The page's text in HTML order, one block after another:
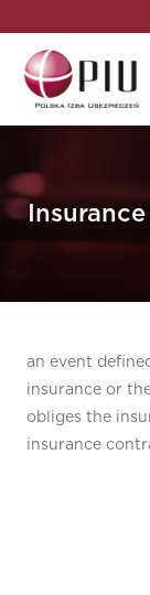
an event
insurance or
obliges the
insurance